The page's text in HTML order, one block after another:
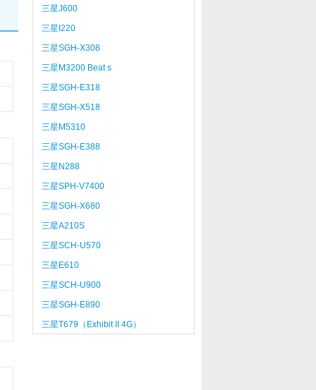
三星J600
三星I220
三星SGH-X308
三星M3200 Beat s
三星SGH-E318
三星SGH-X518
三星M5310
三星SGH-E388
三星N288
三星SPH-V7400
三星SGH-X680
三星A210S
三星SCH-U570
三星E610
三星SCH-U900
三星SGH-E890
三星T679（Exhibit II 4G）